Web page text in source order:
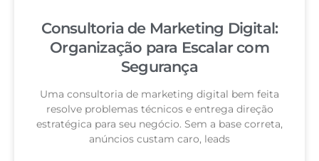
Consultoria de Marketing Digital:
Organização para Escalar com
Segurança
Uma consultoria de marketing digital bem feita
resolve problemas técnicos e entrega direção
estratégica para seu negócio. Sem a base correta,
anúncios custam caro, leads